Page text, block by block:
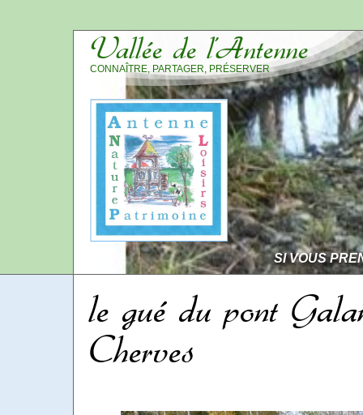
Vallée de l’Antenne
CONNAÎTRE, PARTAGER, PRÉSERVER
SI VOUS
le gué du pont
Cherves